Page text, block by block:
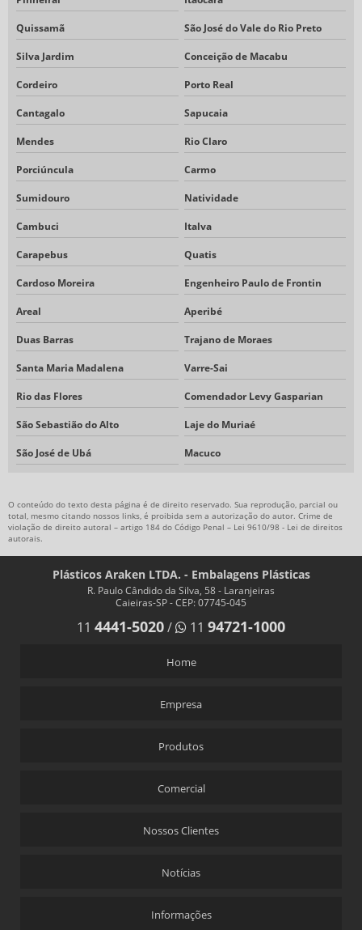
Quissamã São José do Vale do Rio Preto
Silva Jardim Conceição de Macabu
Cordeiro Porto Real
Cantagalo Sapucaia
Mendes Rio Claro
Porciúncula Carmo
Sumidouro Natividade
Cambuci Italva
Carapebus Quatis
Cardoso Moreira Engenheiro Paulo de Frontin
Areal Aperibé
Duas Barras Trajano de Moraes
Santa Maria Madalena Varre-Sai
Rio das Flores Comendador Levy Gasparian
São Sebastião do Alto Laje do Muriaé
São José de Ubá Macuco
O conteúdo do texto desta página é de direito reservado. Sua reprodução, parcial ou
total, mesmo citando nossos links, é proibida sem a autorização do autor. Crime de
violação de direito autoral – artigo 184 do Código Penal – Lei 9610/98 - Lei de direitos
autorais.
Plásticos Araken LTDA. - Embalagens Plásticas
R. Paulo Cândido da Silva, 58 - Laranjeiras
Caieiras-SP - CEP: 07745-045
11 4441-5020/ 11 94721-1000
Home
Empresa
Produtos
Comercial
Nossos Clientes
Notícias
Informações